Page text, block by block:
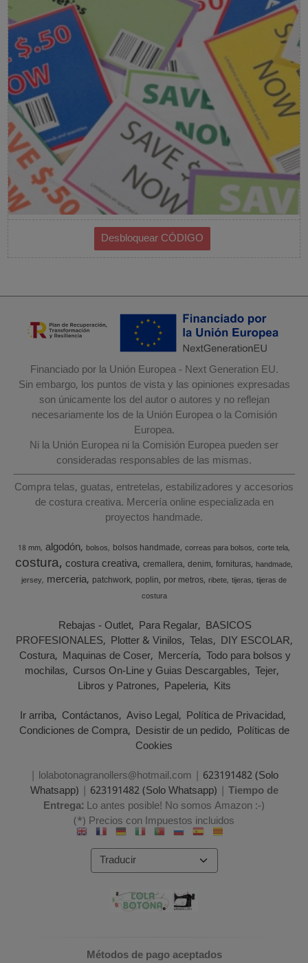
Financiado por la Unión Europea - Next Generation EU.
Sin embargo, los puntos de vista y las opiniones expresadas
son únicamente los del autor o autores y no reflejan
necesariamente los de la Unión Europea o la Comisión
Europea.
Ni la Unión Europea ni la Comisión Europea pueden ser
consideradas responsables de las mismas.
Compra telas, guatas, entretelas, estabilizadores y accesorios
de costura creativa. Mercería online especializada en
proyectos handmade.
18 mm algodón bolsos bolsos handmade correas para bolsos corte tela
costura costura creativa cremallera denim fornituras handmade
jersey merceria patchwork poplin por metros ribete tijeras tijeras de
costura
Rebajas - Outlet Para Regalar BASICOS
PROFESIONALES Plotter & Vinilos Telas DIY ESCOLAR
Costura Maquinas de Coser Mercería Todo para bolsos y
mochilas Cursos On-Line y Guias Descargables Tejer
Libros y Patrones Papeleria Kits
Ir arriba Contáctanos Aviso Legal Política de Privacidad
Condiciones de Compra Desistir de un pedido Políticas de
Cookies
| lolabotonagranollers@hotmail.com | 623191482 (Solo
Whatsapp) | 623191482 (Solo Whatsapp) | Tiempo de
Entrega:Lo antes posible! No somos Amazon :-)
(*) Precios con Impuestos incluidos
Métodos de pago aceptados